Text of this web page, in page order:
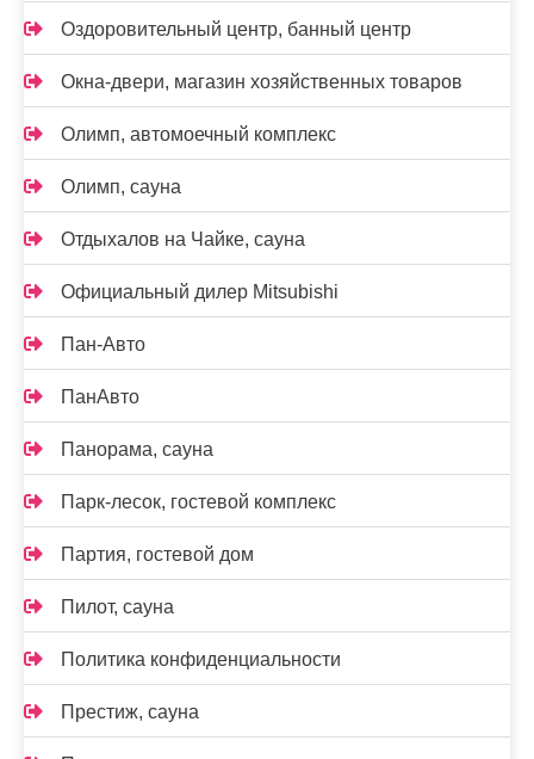
Оздоровительный центр, банный центр
Окна-двери, магазин хозяйственных товаров
Олимп, автомоечный комплекс
Олимп, сауна
Отдыхалов на Чайке, сауна
Официальный дилер Mitsubishi
Пан-Авто
ПанАвто
Панорама, сауна
Парк-лесок, гостевой комплекс
Партия, гостевой дом
Пилот, сауна
Политика конфиденциальности
Престиж, сауна